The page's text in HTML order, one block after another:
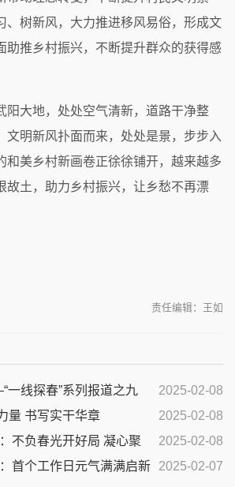
、树新风，大力推进移风易俗，形成文
助推乡村振兴，不断提升群众的获得感
阳大地，处处空气清新，道路干净整
文明新风扑面而来，处处是景，步步入
和美乡村新画卷正徐徐铺开，越来越多
故土，助力乡村振兴，让乡愁不再漂
责任编辑：王如
2025-02-08
一线探春”系列报道之九
2025-02-08
量 书写实干华章
2025-02-08
不负春光开好局 凝心聚
2025-02-07
首个工作日元气满满启新